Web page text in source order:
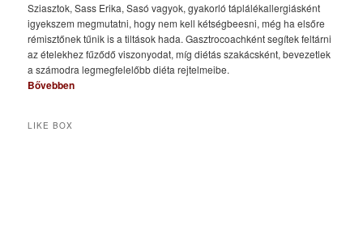
Sziasztok, Sass Erika, Sasó vagyok, gyakorló táplálékallergiásként
igyekszem megmutatni, hogy nem kell kétségbeesni, még ha elsőre
rémisztőnek tűnik is a tiltások hada. Gasztrocoachként segítek feltárni
az ételekhez fűződő viszonyodat, míg diétás szakácsként, bevezetlek
a számodra legmegfelelőbb diéta rejtelmeibe.
Bővebben
LIKE BOX